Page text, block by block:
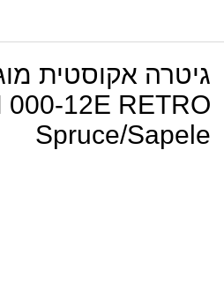
גיטרה אקוסטית
000-12E RETRO
Spruce/Sapele